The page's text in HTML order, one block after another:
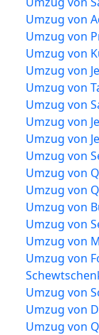
Umzug von
Umzug von
Umzug von
Umzug von
Umzug von
Umzug von
Umzug von
Umzug von
Umzug von
Umzug von
Umzug von
Umzug von
Umzug von
Umzug von
Umzug von
Umzug von
Umzug von
Umzug von